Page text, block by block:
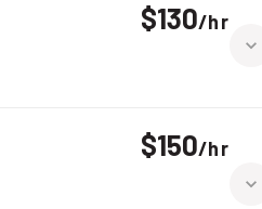
$130/hr
$150/hr